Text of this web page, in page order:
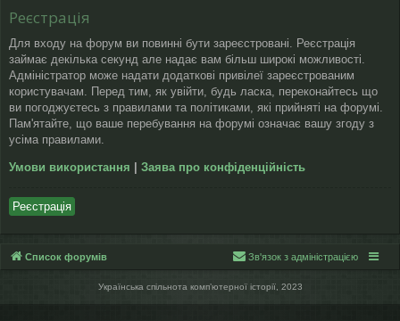
Реєстрація
Для входу на форум ви повинні бути зареєстровані. Реєстрація
займає декілька секунд але надає вам більш широкі можливості.
Адміністратор може надати додаткові привілеї зареєстрованим
користувачам. Перед тим, як увійти, будь ласка, переконайтесь що
ви погоджуєтесь з правилами та політиками, які прийняті на форумі.
Пам'ятайте, що ваше перебування на форумі означає вашу згоду з
усіма правилами.
Умови використання Заява про конфіденційність
Реєстрація
Список форумів Зв'язок з адміністрацією
Українська спільнота компʼютерної історії, 2023